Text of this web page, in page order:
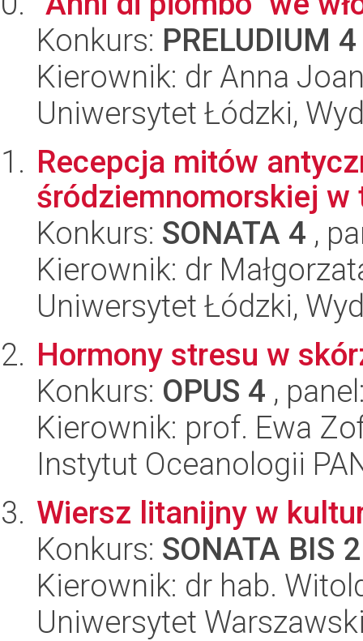
Konkurs: PRELUDIUM 4
Kierownik: dr Anna
Uniwersytet Łódzki,
Recepcja mitów
śródziemnomorskiej
Konkurs: SONATA 4 ,
Kierownik: dr
Uniwersytet Łódzki,
Hormony stresu w
Konkurs: OPUS 4 ,
Kierownik: prof. Ewa
Instytut Oceanologii
Wiersz litanijny w
Konkurs: SONATA BIS 2
Kierownik: dr hab.
Uniwersytet